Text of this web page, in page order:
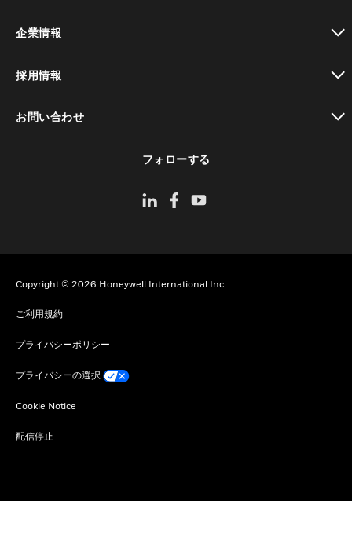
企業情報
採用情報
お問い合わせ
フォローする
Copyright © 2026 Honeywell International Inc
ご利用規約
プライバシーポリシー
プライバシーの選択
Cookie Notice
配信停止